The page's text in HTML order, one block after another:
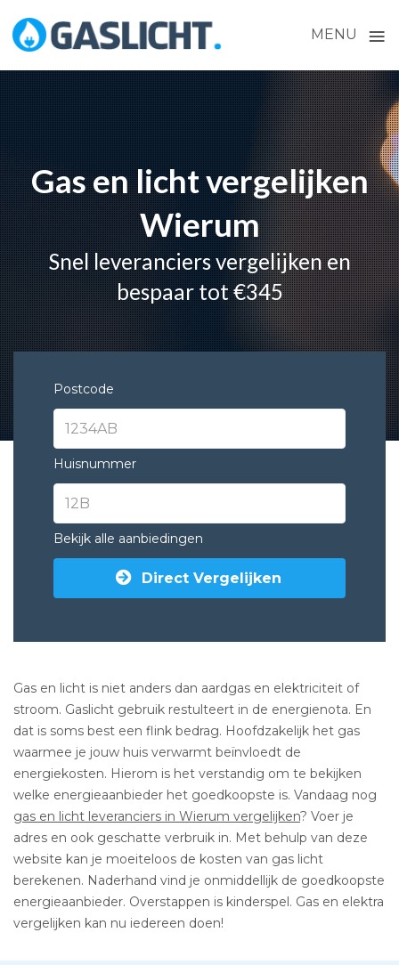
MENU ≡
Skip
to
content
Gas en licht vergelijken
Wierum
Snel leveranciers vergelijken en
bespaar tot €345
Postcode
Huisnummer
Bekijk alle aanbiedingen
Direct Vergelijken
Gas en licht is niet anders dan aardgas en elektriciteit of
stroom. Gaslicht gebruik restulteert in de energienota. En
dat is soms best een flink bedrag. Hoofdzakelijk het gas
waarmee je jouw huis verwarmt beïnvloedt de
energiekosten. Hierom is het verstandig om te bekijken
welke energieaanbieder het goedkoopste is. Vandaag nog
gas en licht leveranciers in Wierum vergelijken? Voer je
adres en ook geschatte verbruik in. Met behulp van deze
website kan je moeiteloos de kosten van gas licht
berekenen. Naderhand vind je onmiddellijk de goedkoopste
energieaanbieder. Overstappen is kinderspel. Gas en elektra
vergelijken kan nu iedereen doen!